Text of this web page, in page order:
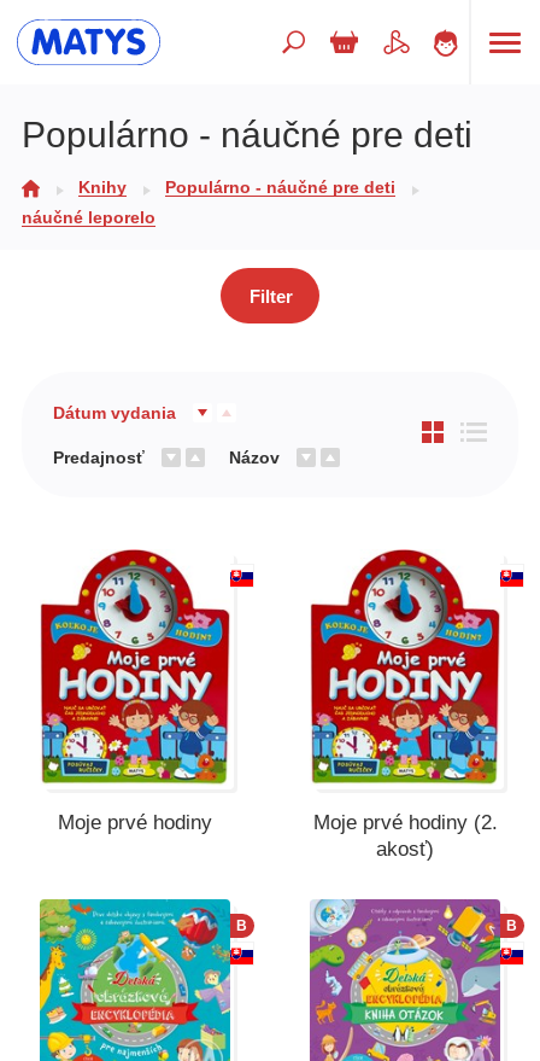
Beletria pre deti
Predškoláci
Výchova a pedagogika
Všetky kategórie
Populárno - náučné pre deti
Knihy
Populárno - náučné pre deti
náučné leporelo
Filter
Dátum vydania
Predajnosť Názov
Moje prvé hodiny
Moje prvé hodiny (2.
akosť)
B B